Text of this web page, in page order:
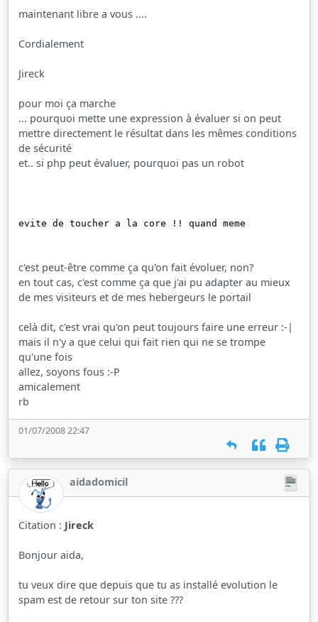
maintenant libre a vous ....
Cordialement
Jireck
pour moi ça marche
... pourquoi mette une expression à évaluer si on peut
mettre directement le résultat dans les mêmes conditions
de sécurité
et.. si php peut évaluer, pourquoi pas un robot
evite de toucher a la core !! quand meme
c'est peut-être comme ça qu'on fait évoluer, non?
en tout cas, c'est comme ça que j'ai pu adapter au mieux
de mes visiteurs et de mes hebergeurs le portail
celà dit, c'est vrai qu'on peut toujours faire une erreur :-|
mais il n'y a que celui qui fait rien qui ne se trompe
qu'une fois
allez, soyons fous :-P
amicalement
rb
01/07/2008 22:47
aidadomicil
Citation : Jireck
Bonjour aida,
tu veux dire que depuis que tu as installé evolution le
spam est de retour sur ton site ???